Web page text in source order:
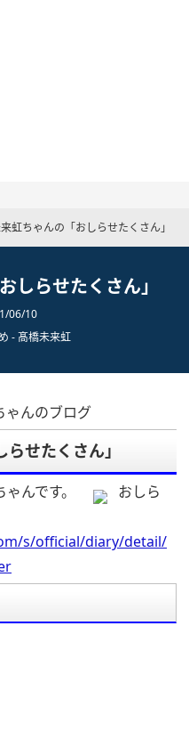
虹ちゃんの「おしらせたくさん」
しらせたくさん」
06/10
-髙橋未来虹
ゃんのブログ
せたくさん」
んです。
おしら
s/official/diary/detail/